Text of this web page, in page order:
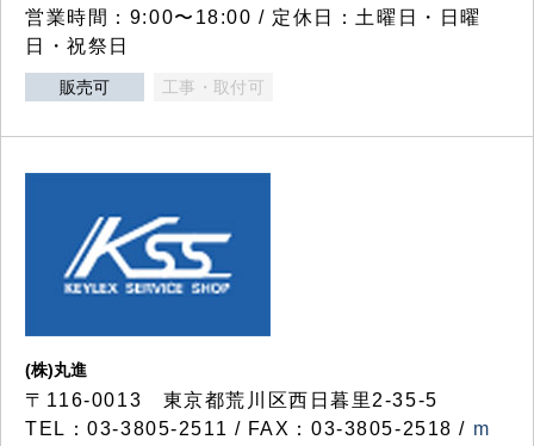
営業時間：9:00〜18:00 / 定休日：土曜日・日曜
日・祝祭日
販売可 工事・取付可
(株)丸進
〒116-0013 東京都荒川区西日暮里2-35-5
TEL：03-3805-2511 / FAX：03-3805-2518 / m